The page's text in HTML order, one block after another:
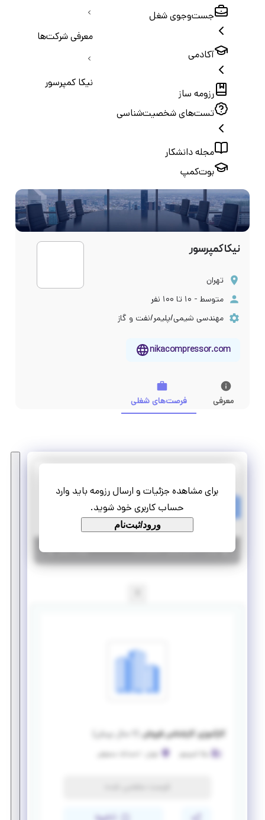
جست‌و‌جوی شغل
آکادمی
رزومه ساز
تست‌های شخصیت‌شناسی
مجله دانشکار
بوت‌کمپ
معرفی شرکت‌ها
نیکا کمپرسور
نیکا کمپرسور
تهران
متوسط - ۱۰ تا ۱۰۰ نفر
مهندسی شیمی/پلیمر/نفت و گاز
nikacompressor.com
معرفی فرصت‌های شغلی
برای مشاهده جزئیات و ارسال رزومه باید وارد
حساب کاربری خود شوید.
ورود/ثبت‌نام
کارآموزی کارشناس فروش
تمام وقت کارآموزی مهارت‌افزا
تهران |۶ سال پیش | منقضی شده جزئیات بیشتر
کارآموزی کارشناس فروش